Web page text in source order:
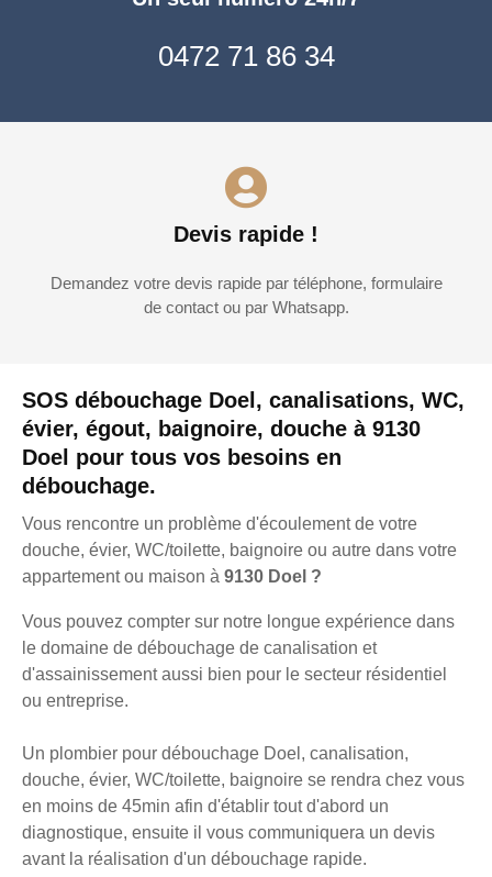
SOS débouchage Doel, canalisations, WC,
évier, égout, baignoire, douche à 9130
Doel pour tous vos besoins en
débouchage.
Vous rencontre un problème d'écoulement de votre
douche, évier, WC/toilette, baignoire ou autre dans votre
appartement ou maison à 9130 Doel ?
Vous pouvez compter sur notre longue expérience dans
le domaine de débouchage de canalisation et
d'assainissement aussi bien pour le secteur résidentiel
ou entreprise.
Un plombier pour débouchage Doel, canalisation,
douche, évier, WC/toilette, baignoire se rendra chez vous
en moins de 45min afin d'établir tout d'abord un
diagnostique, ensuite il vous communiquera un devis
avant la réalisation d'un débouchage rapide.
0472 71 86 34
Devis rapide !
Demandez votre devis rapide par téléphone, formulaire
de contact ou par Whatsapp.